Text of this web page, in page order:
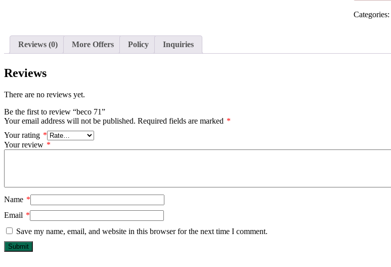
Categories:
Reviews (0) More Offers Policy Inquiries
Reviews
There are no reviews yet.
Be the first to review “beco 71”
Your email address will not be published. Required fields are marked *
Your rating *
Your review *
Name *
Email *
Save my name, email, and website in this browser for the next time I comment.